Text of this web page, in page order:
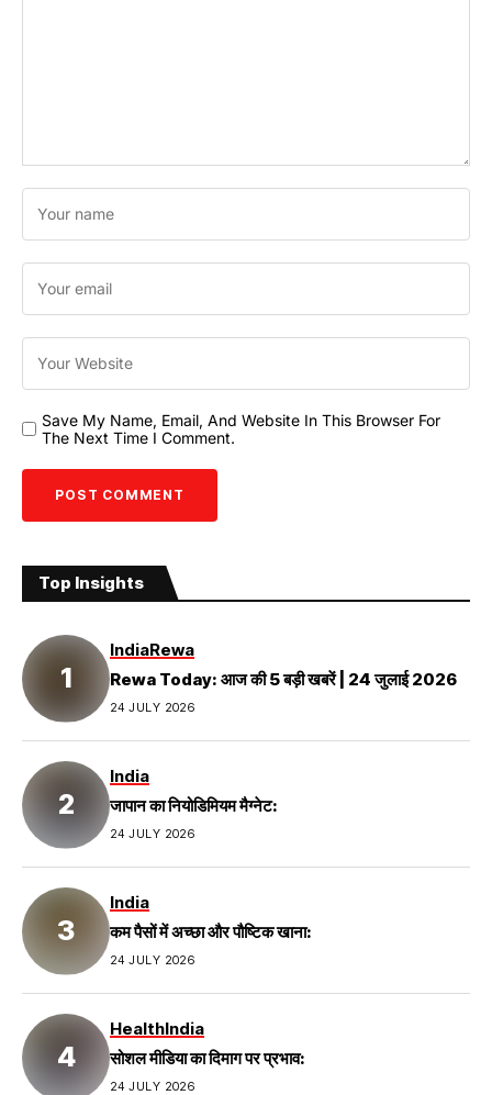
Save My Name, Email, And Website In This Browser For
The Next Time I Comment.
Top Insights
IndiaRewa
Rewa Today: आज की 5 बड़ी खबरें | 24 जुलाई 2026
24 JULY 2026
India
जापान का नियोडिमियम मैग्नेट:
24 JULY 2026
India
कम पैसों में अच्छा और पौष्टिक खाना:
24 JULY 2026
HealthIndia
सोशल मीडिया का दिमाग पर प्रभाव:
24 JULY 2026